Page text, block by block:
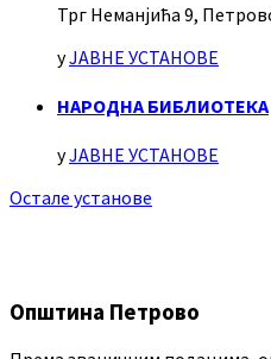
Трг Неманјића 9,
уЈАВНЕ УСТАНОВЕ
НАРОДНА БИБЛИОТЕКА
уЈАВНЕ УСТАНОВЕ
Остале установе
Општина Петрово